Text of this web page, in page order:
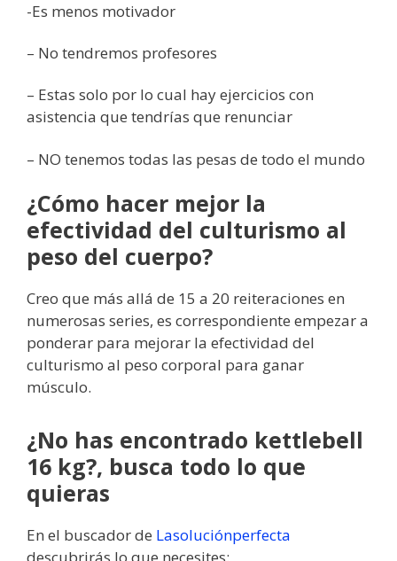
-Es menos motivador
– No tendremos profesores
– Estas solo por lo cual hay ejercicios con
asistencia que tendrías que renunciar
– NO tenemos todas las pesas de todo el mundo
¿Cómo hacer mejor la
efectividad del culturismo al
peso del cuerpo?
Creo que más allá de 15 a 20 reiteraciones en
numerosas series, es correspondiente empezar a
ponderar para mejorar la efectividad del
culturismo al peso corporal para ganar
músculo.
¿No has encontrado kettlebell
16 kg?, busca todo lo que
quieras
En el buscador de Lasoluciónperfecta